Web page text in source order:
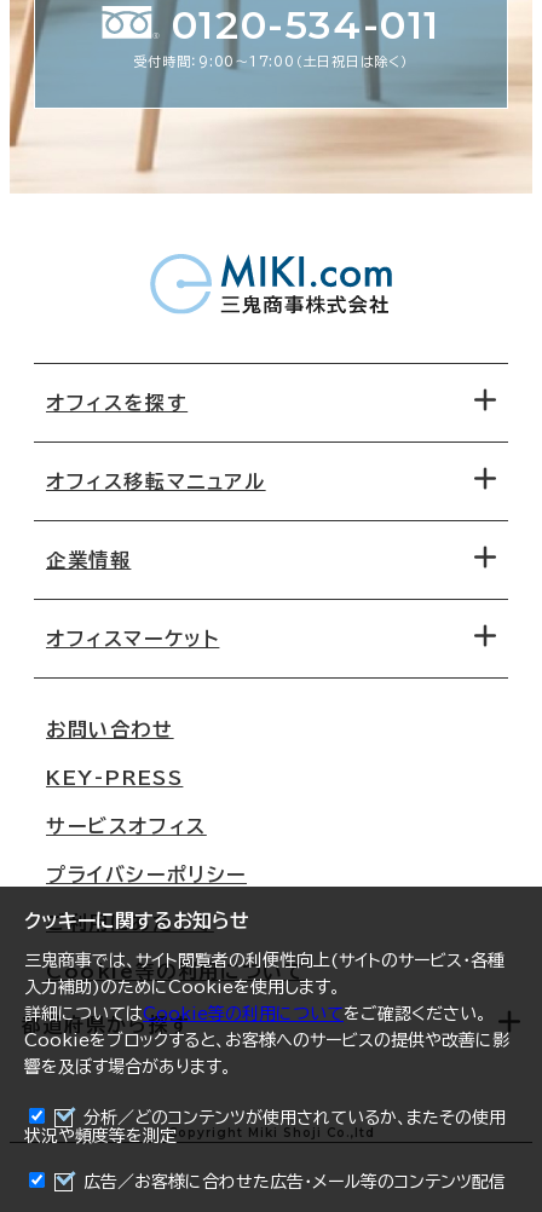
まとめて資料請求
クッキーに関するお知らせ
三鬼商事では、サイト閲覧者の利便性向上(サイトのサービス・各種
入力補助)のためにCookieを使用します。
詳細についてはCookie等の利用についてをご確認ください。
Cookieをブロックすると、お客様へのサービスの提供や改善に影
響を及ぼす場合があります。
分析／どのコンテンツが使用されているか、またその使用
状況や頻度等を測定
広告／お客様に合わせた広告・メール等のコンテンツ配信
0120-534-011
受付時間：9:00〜17:00（土日祝日は除く）
オフィスを探す
地図から探す
路線・駅から探す
オフィス移転マニュアル
移転コストシミュレーション
移転スケジュール
オフィス移転Q&A
企業情報
オフィスマーケット
大阪
名古屋
札幌
仙台
横浜
福岡
オフィスリポート
ログイン
お問い合わせ
KEY-PRESS
サービスオフィス
プライバシーポリシー
ご利用にあたって
Cookie等の利用について
都道府県から探す
北海道
青森県
Copyright Miki Shoji Co.,ltd